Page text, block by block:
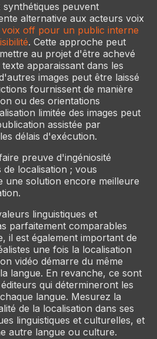
peuvent
alternative aux acteurs voix
off pour un public interne
. Cette approche peut
au projet d'être achevé
apparaissant dans les
images peut être laissé
fournissent de manière
ou des orientations
limitée des images peut
assistée par
délais d'exécution.
preuve d'ingéniosité
localisation ; vous
une solution encore meilleure
linguistiques et
parfaitement comparables
il est également important de
une fois la localisation
vidéo démarre du même
langue. En revanche, ce sont
qui détermineront les
langue. Mesurez la
de la localisation dans ses
linguistiques et culturelles, et
autre langue ou culture.